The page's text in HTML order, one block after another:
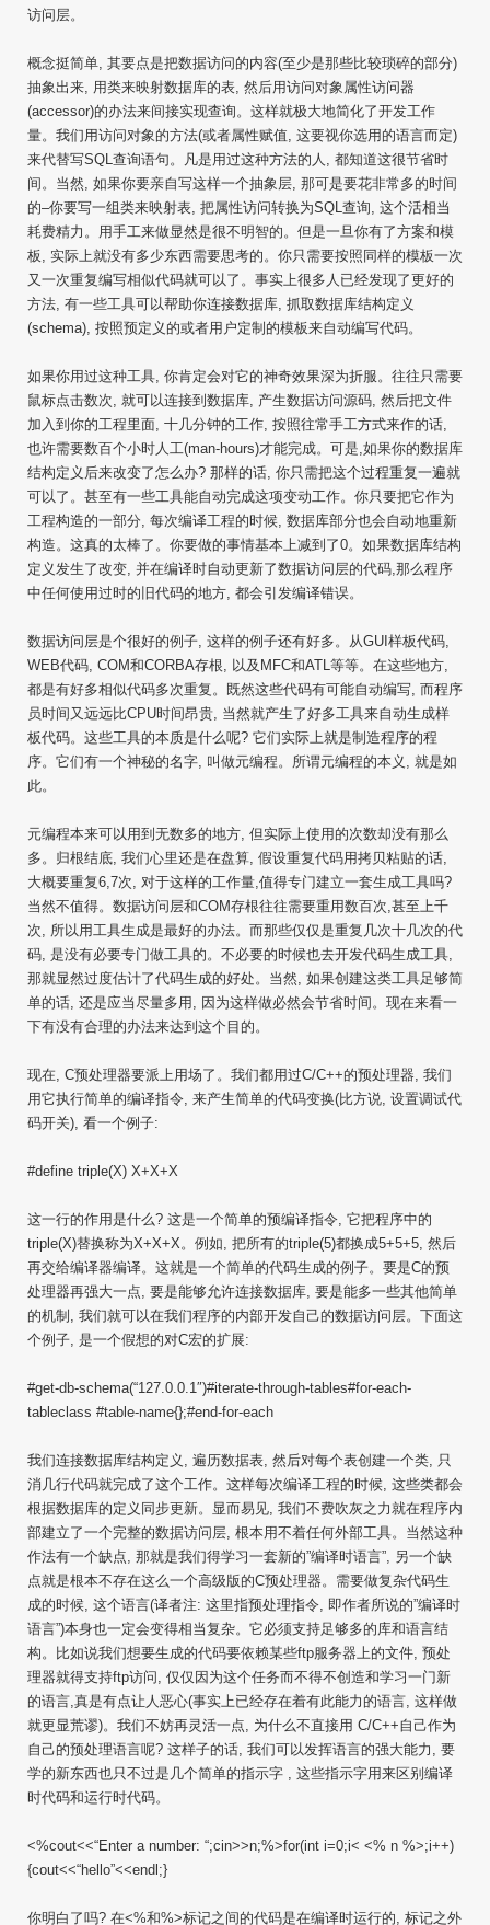
访问层。
概念挺简单, 其要点是把数据访问的内容(至少是那些比较琐碎的部分)
抽象出来, 用类来映射数据库的表, 然后用访问对象属性访问器
(accessor)的办法来间接实现查询。这样就极大地简化了开发工作
量。我们用访问对象的方法(或者属性赋值, 这要视你选用的语言而定)
来代替写SQL查询语句。凡是用过这种方法的人, 都知道这很节省时
间。当然, 如果你要亲自写这样一个抽象层, 那可是要花非常多的时间
的–你要写一组类来映射表, 把属性访问转换为SQL查询, 这个活相当
耗费精力。用手工来做显然是很不明智的。但是一旦你有了方案和模
板, 实际上就没有多少东西需要思考的。你只需要按照同样的模板一次
又一次重复编写相似代码就可以了。事实上很多人已经发现了更好的
方法, 有一些工具可以帮助你连接数据库, 抓取数据库结构定义
(schema), 按照预定义的或者用户定制的模板来自动编写代码。
如果你用过这种工具, 你肯定会对它的神奇效果深为折服。往往只需要
鼠标点击数次, 就可以连接到数据库, 产生数据访问源码, 然后把文件
加入到你的工程里面, 十几分钟的工作, 按照往常手工方式来作的话,
也许需要数百个小时人工(man-hours)才能完成。可是,如果你的数据库
结构定义后来改变了怎么办? 那样的话, 你只需把这个过程重复一遍就
可以了。甚至有一些工具能自动完成这项变动工作。你只要把它作为
工程构造的一部分, 每次编译工程的时候, 数据库部分也会自动地重新
构造。这真的太棒了。你要做的事情基本上减到了0。如果数据库结构
定义发生了改变, 并在编译时自动更新了数据访问层的代码,那么程序
中任何使用过时的旧代码的地方, 都会引发编译错误。
数据访问层是个很好的例子, 这样的例子还有好多。从GUI样板代码,
WEB代码, COM和CORBA存根, 以及MFC和ATL等等。在这些地方,
都是有好多相似代码多次重复。既然这些代码有可能自动编写, 而程序
员时间又远远比CPU时间昂贵, 当然就产生了好多工具来自动生成样
板代码。这些工具的本质是什么呢? 它们实际上就是制造程序的程
序。它们有一个神秘的名字, 叫做元编程。所谓元编程的本义, 就是如
此。
元编程本来可以用到无数多的地方, 但实际上使用的次数却没有那么
多。归根结底, 我们心里还是在盘算, 假设重复代码用拷贝粘贴的话,
大概要重复6,7次, 对于这样的工作量,值得专门建立一套生成工具吗?
当然不值得。数据访问层和COM存根往往需要重用数百次,甚至上千
次, 所以用工具生成是最好的办法。而那些仅仅是重复几次十几次的代
码, 是没有必要专门做工具的。不必要的时候也去开发代码生成工具,
那就显然过度估计了代码生成的好处。当然, 如果创建这类工具足够简
单的话, 还是应当尽量多用, 因为这样做必然会节省时间。现在来看一
下有没有合理的办法来达到这个目的。
现在, C预处理器要派上用场了。我们都用过C/C++的预处理器, 我们
用它执行简单的编译指令, 来产生简单的代码变换(比方说, 设置调试代
码开关), 看一个例子:
#define triple(X) X+X+X
这一行的作用是什么? 这是一个简单的预编译指令, 它把程序中的
triple(X)替换称为X+X+X。例如, 把所有的triple(5)都换成5+5+5, 然后
再交给编译器编译。这就是一个简单的代码生成的例子。要是C的预
处理器再强大一点, 要是能够允许连接数据库, 要是能多一些其他简单
的机制, 我们就可以在我们程序的内部开发自己的数据访问层。下面这
个例子, 是一个假想的对C宏的扩展:
#get-db-schema(“127.0.0.1″)#iterate-through-tables#for-each-
tableclass #table-name{};#end-for-each
我们连接数据库结构定义, 遍历数据表, 然后对每个表创建一个类, 只
消几行代码就完成了这个工作。这样每次编译工程的时候, 这些类都会
根据数据库的定义同步更新。显而易见, 我们不费吹灰之力就在程序内
部建立了一个完整的数据访问层, 根本用不着任何外部工具。当然这种
作法有一个缺点, 那就是我们得学习一套新的”编译时语言”, 另一个缺
点就是根本不存在这么一个高级版的C预处理器。需要做复杂代码生
成的时候, 这个语言(译者注: 这里指预处理指令, 即作者所说的”编译时
语言”)本身也一定会变得相当复杂。它必须支持足够多的库和语言结
构。比如说我们想要生成的代码要依赖某些ftp服务器上的文件, 预处
理器就得支持ftp访问, 仅仅因为这个任务而不得不创造和学习一门新
的语言,真是有点让人恶心(事实上已经存在着有此能力的语言, 这样做
就更显荒谬)。我们不妨再灵活一点, 为什么不直接用 C/C++自己作为
自己的预处理语言呢? 这样子的话, 我们可以发挥语言的强大能力, 要
学的新东西也只不过是几个简单的指示字 , 这些指示字用来区别编译
时代码和运行时代码。
<%cout<<“Enter a number: “;cin>>n;%>for(int i=0;i< <% n %>;i++)
{cout<<“hello”<<endl;}
你明白了吗? 在<%和%>标记之间的代码是在编译时运行的, 标记之外